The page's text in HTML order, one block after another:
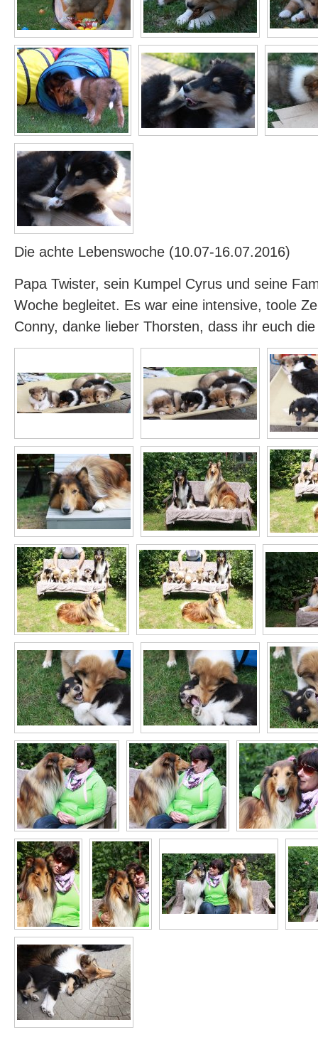
Die achte Lebenswoche (10.07-16.07.2016)
Papa Twister, sein Kumpel Cyrus und seine
Woche begleitet. Es war eine intensive, toole
Conny, danke lieber Thorsten, dass ihr euch